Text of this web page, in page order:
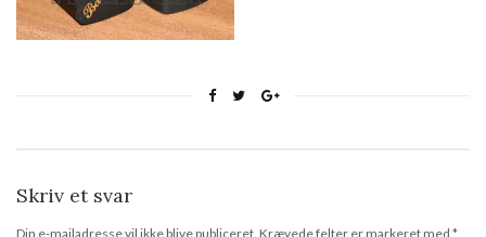
Skriv et svar
Din e-mailadresse vil ikke blive publiceret. Krævede felter er markeret med *